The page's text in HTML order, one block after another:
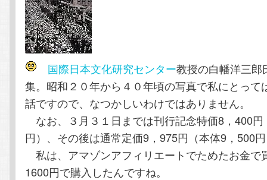
ツ
へ
動
へ
移
国際日本文化研究センター教授の白幡洋三郎
集。昭和２０年から４０年頃の写真で私にとって
話ですので、なつかしいわけではありません。
なお、３月３１日までは刊行記念特価8，400
円）、その後は通常定価9，975円（本体9，500
私は、アマゾンアフィリエートでためたお金で
1600円で購入したんですね。